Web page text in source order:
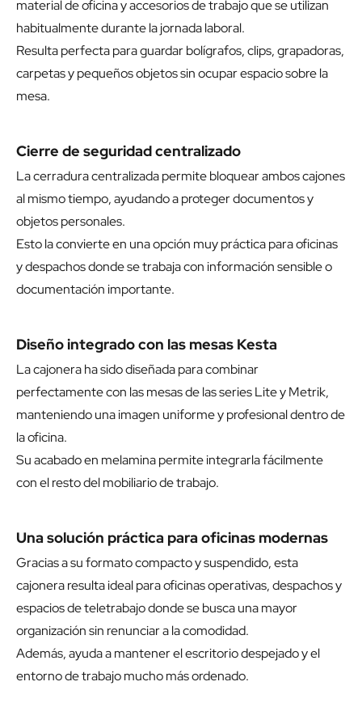
material de oficina y accesorios de trabajo que se utilizan
habitualmente durante la jornada laboral.
Resulta perfecta para guardar bolígrafos, clips, grapadoras,
carpetas y pequeños objetos sin ocupar espacio sobre la
mesa.
Cierre de seguridad centralizado
La cerradura centralizada permite bloquear ambos cajones
al mismo tiempo, ayudando a proteger documentos y
objetos personales.
Esto la convierte en una opción muy práctica para oficinas
y despachos donde se trabaja con información sensible o
documentación importante.
Diseño integrado con las mesas Kesta
La cajonera ha sido diseñada para combinar
perfectamente con las mesas de las series Lite y Metrik,
manteniendo una imagen uniforme y profesional dentro de
la oficina.
Su acabado en melamina permite integrarla fácilmente
con el resto del mobiliario de trabajo.
Una solución práctica para oficinas modernas
Gracias a su formato compacto y suspendido, esta
cajonera resulta ideal para oficinas operativas, despachos y
espacios de teletrabajo donde se busca una mayor
organización sin renunciar a la comodidad.
Además, ayuda a mantener el escritorio despejado y el
entorno de trabajo mucho más ordenado.